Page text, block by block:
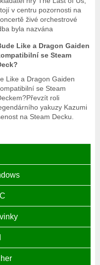
v centru pozornosti na
živé orchestrové
byla nazvána
Like a Dragon Gaiden
se Steam
Like a Dragon Gaiden
se Steam
roli
yakuzy Kazumi
na Steam Decku.